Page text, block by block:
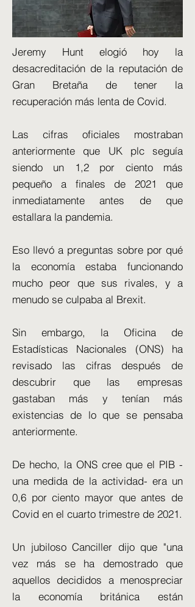
Jeremy Hunt elogió hoy la
desacreditación de la reputación de
Gran Bretaña de tener la
recuperación más lenta de Covid.
Las cifras oficiales mostraban
anteriormente que UK plc seguía
siendo un 1,2 por ciento más
pequeño a finales de 2021 que
inmediatamente antes de que
estallara la pandemia.
Eso llevó a preguntas sobre por qué
la economía estaba funcionando
mucho peor que sus rivales, y a
menudo se culpaba al Brexit.
Sin embargo, la Oficina de
Estadísticas Nacionales (ONS) ha
revisado las cifras después de
descubrir que las empresas
gastaban más y tenían más
existencias de lo que se pensaba
anteriormente.
De hecho, la ONS cree que el PIB -
una medida de la actividad- era un
0,6 por ciento mayor que antes de
Covid en el cuarto trimestre de 2021.
Un jubiloso Canciller dijo que "una
vez más se ha demostrado que
aquellos decididos a menospreciar
la economía británica están